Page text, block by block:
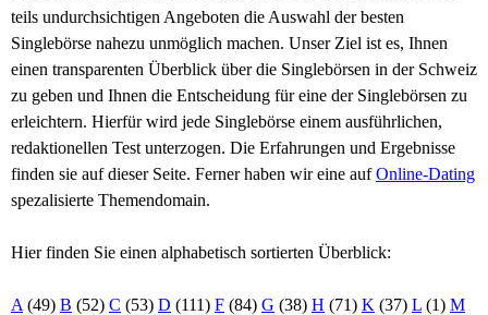
teils undurchsichtigen Angeboten die Auswahl der besten
Singlebörse nahezu unmöglich machen. Unser Ziel ist es, Ihnen
einen transparenten Überblick über die Singlebörsen in der Schweiz
zu geben und Ihnen die Entscheidung für eine der Singlebörsen zu
erleichtern. Hierfür wird jede Singlebörse einem ausführlichen,
redaktionellen Test unterzogen. Die Erfahrungen und Ergebnisse
finden sie auf dieser Seite. Ferner haben wir eine aufOnline-Dating
spezalisierte Themendomain.
Hier finden Sie einen alphabetisch sortierten Überblick:
A (49) B (52) C (53) D (111) F (84) G (38) H (71) K (37) L (1) M